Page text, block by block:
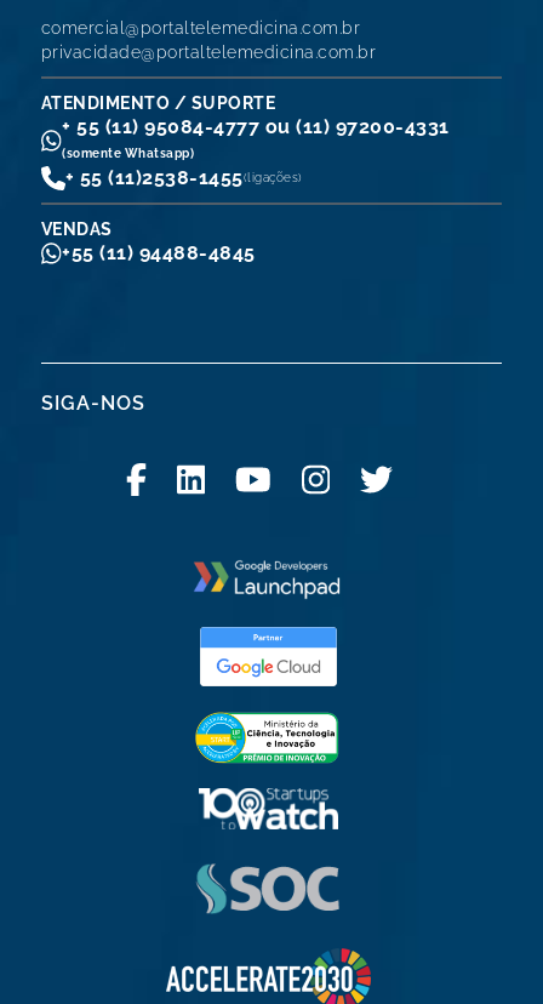
comercial@portaltelemedicina.com.br
privacidade@portaltelemedicina.com.br
ATENDIMENTO / SUPORTE
+ 55 (11) 95084-4777 ou (11) 97200-4331
(somente Whatsapp)
+ 55 (11)2538-1455(ligações)
VENDAS
+55 (11) 94488-4845
SIGA-NOS